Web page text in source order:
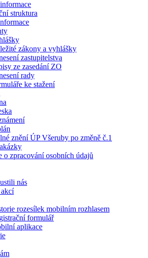
struktura
zákony a vyhlášky
zastupitelstva
ze zasedání ZO
rady
ke stažení
znění ÚP Všeruby po změně č.1
o zpracování osobních údajů
nás
rozesílek mobilním rozhlasem
formulář
aplikace